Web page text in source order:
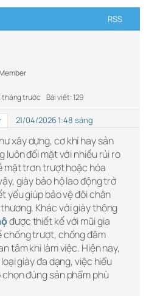
RSS
tháng trước Bài viết: 129
21/04/2026 1:48 sáng
xây dựng, cơ khí hay sản
luôn đối mặt với nhiều rủi ro
mặt trơn trượt hoặc hóa
giày bảo hộ lao động trở
yếu giúp bảo vệ đôi chân
Khác với giày thông
được thiết kế với mũi gia
chống trượt, chống đâm
tâm khi làm việc. Hiện nay,
giày đa dạng, việc hiểu
đúng sản phẩm phù